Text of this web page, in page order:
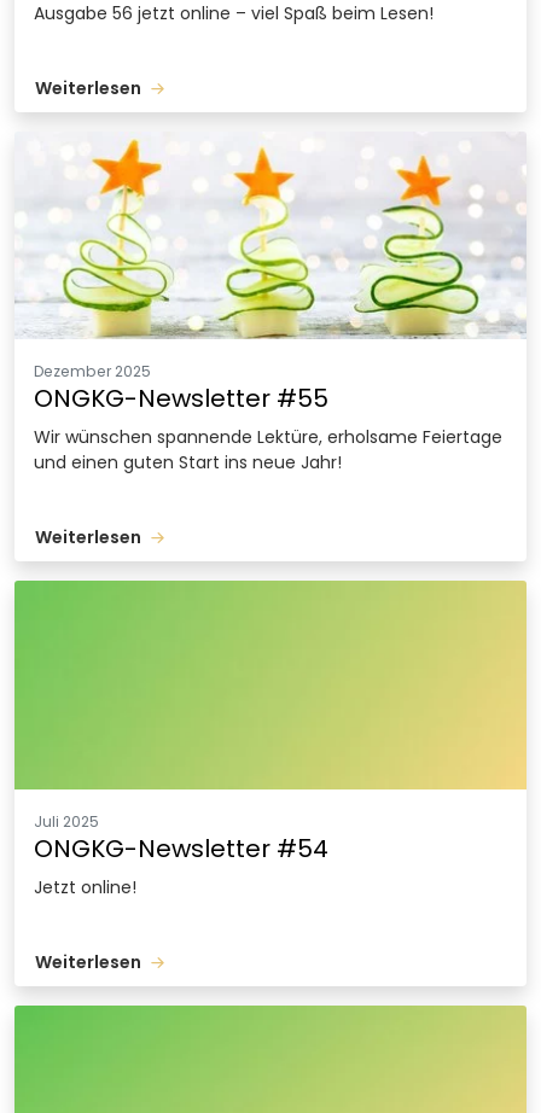
Ausgabe 56 jetzt online – viel Spaß beim Lesen!
Weiterlesen
Dezember 2025
ONGKG-Newsletter #55
Wir wünschen spannende Lektüre, erholsame Feiertage
und einen guten Start ins neue Jahr!
Weiterlesen
Juli 2025
ONGKG-Newsletter #54
Jetzt online!
Weiterlesen